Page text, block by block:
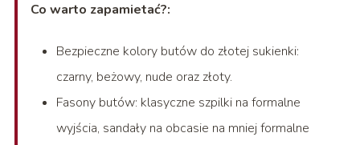
Co warto zapamietać?:
Bezpieczne kolory butów do złotej sukienki:
czarny, beżowy, nude oraz złoty.
Fasony butów: klasyczne szpilki na formalne
wyjścia, sandały na obcasie na mniej formalne